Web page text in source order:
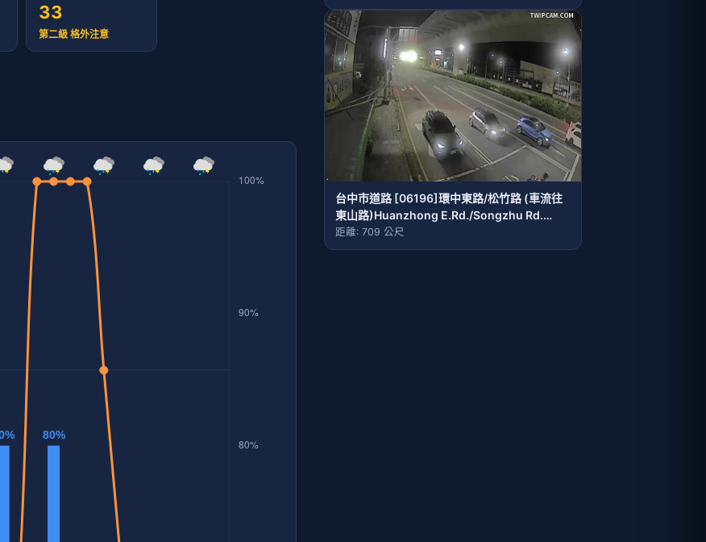
33
第二級 格外注意
台中市道路 [06196]環中東路/松竹路 (車流往
東山路)Huanzhong E.Rd./Songzhu Rd.
距離: 709 公尺